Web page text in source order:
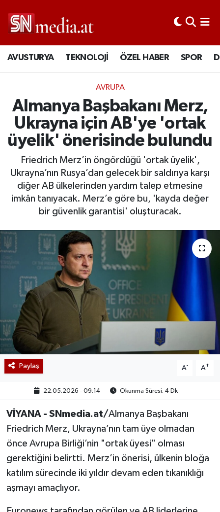
AVUSTURYA TEKNOLOJİ ÖZEL HABER SPOR
AVRUPA
Almanya Başbakanı Merz,
Ukrayna için AB'ye 'ortak
üyelik' önerisinde bulundu
Friedrich Merz’in öngördüğü 'ortak üyelik',
Ukrayna’nın Rusya’dan gelecek bir saldırıya karşı
diğer AB ülkelerinden yardım talep etmesine
imkân tanıyacak. Merz’e göre bu, 'kayda değer
bir güvenlik garantisi' oluşturacak.
Paylaş A- A+
22.05.2026 - 09:14 Okunma Süresi: 4 Dk
VİYANA - SNmedia.at/Almanya Başbakanı
Friedrich Merz, Ukrayna’nın tam üye olmadan
önce Avrupa Birliği’nin "ortak üyesi" olması
gerektiğini belirtti. Merz’in önerisi, ülkenin bloğa
katılım sürecinde iki yıldır devam eden tıkanıklığı
aşmayı amaçlıyor.